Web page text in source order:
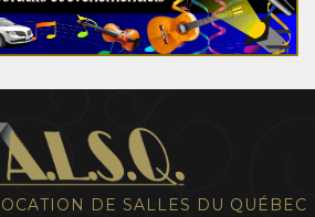
DE SALLES DU QUÉBEC